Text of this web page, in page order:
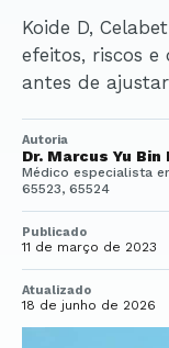
Koide D, Celabet e Celestamine: entenda usos,
efeitos, riscos
antes de
Autoria
Dr. Marcus Yu Bin
Médico especialista
65523, 65524
Publicado
11 de março de 2023
Atualizado
18 de junho de 2026